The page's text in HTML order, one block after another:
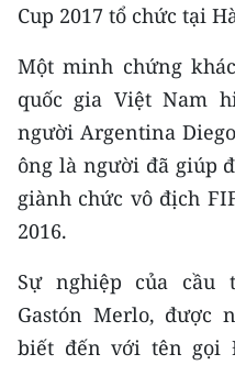
Cup 2017 tổ chức tại
Một minh chứng
quốc gia Việt Nam
người Argentina
ông là người đã giúp
giành chức vô địch
2016.
Sự nghiệp của cầu
Gastón Merlo, được
biết đến với tên gọi